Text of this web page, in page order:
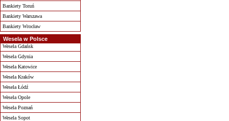
Bankiety Toruń
Bankiety Warszawa
Bankiety Wrocław
Wesela w Polsce
Wesela Gdańsk
Wesela Gdynia
Wesela Katowice
Wesela Kraków
Wesela Łódź
Wesela Opole
Wesela Poznań
Wesela Sopot